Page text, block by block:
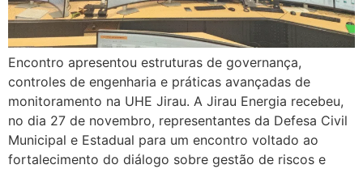
Encontro apresentou estruturas de governança,
controles de engenharia e práticas avançadas de
monitoramento na UHE Jirau. A Jirau Energia recebeu,
no dia 27 de novembro, representantes da Defesa Civil
Municipal e Estadual para um encontro voltado ao
fortalecimento do diálogo sobre gestão de riscos e